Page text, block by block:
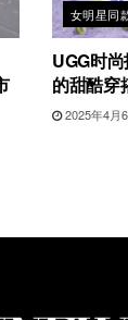
女明星同
UGG时
的甜酷穿
2025年4月